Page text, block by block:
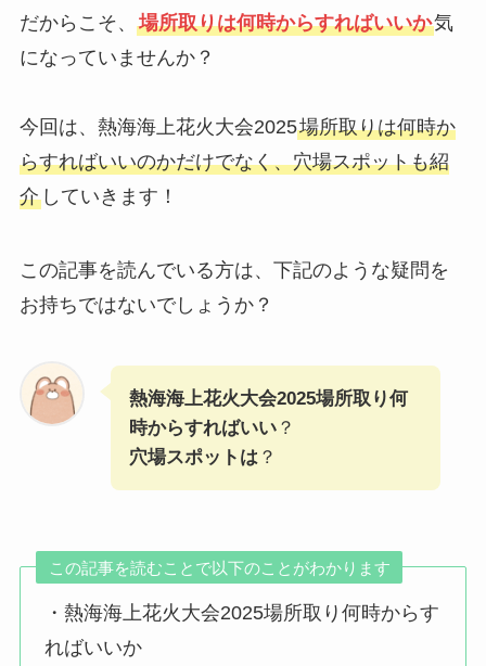
だからこそ、 場所取りは何時からすればいいか気
になっていませんか？
今回は、熱海海上花火大会2025場所取りは何時か
らすればいいのかだけでなく、穴場スポットも紹
介していきます！
この記事を読んでいる方は、下記のような疑問を
お持ちではないでしょうか？
熱海海上花火大会2025場所取り何
時からすればいい？
穴場スポットは ？
この記事を読むことで以下のことがわかります
・熱海海上花火大会2025場所取り何時からす
ればいいか